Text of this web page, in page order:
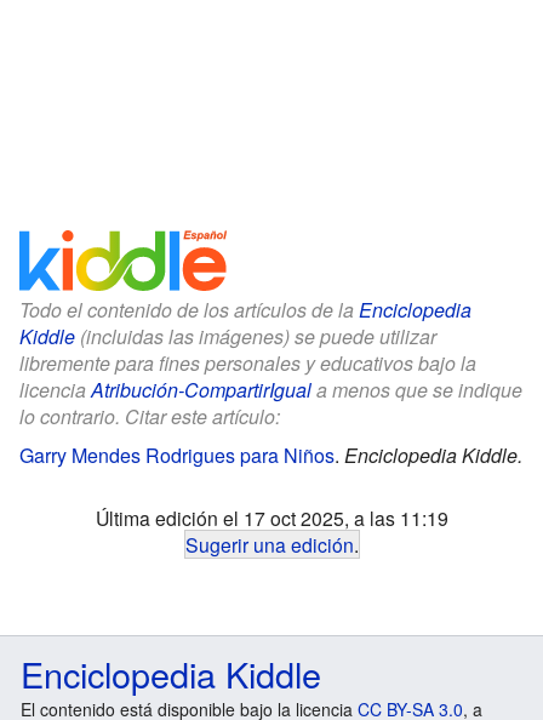
Todo el contenido de los artículos de la Enciclopedia
Kiddle (incluidas las imágenes) se puede utilizar
libremente para fines personales y educativos bajo la
licenciaAtribución-CompartirIguala menos que se indique
lo contrario. Citar este artículo:
Garry Mendes Rodrigues para Niños. Enciclopedia Kiddle.
Última edición el 17 oct 2025, a las 11:19
Sugerir una edición.
Enciclopedia Kiddle
El contenido está disponible bajo la licencia CC BY-SA 3.0, a